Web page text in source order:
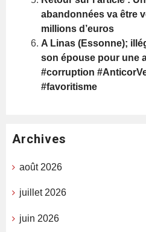
abandonnées va être
millions d’euros
A Linas (Essonne);
son épouse pour une
#corruption
#favoritisme
Archives
août 2026
juillet 2026
juin 2026